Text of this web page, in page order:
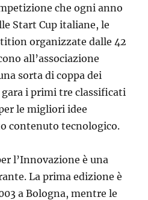
che ogni anno
Start Cup italiane, le
organizzate dalle 42
all’associazione
sorta di coppa dei
i primi tre classificati
le migliori idee
contenuto tecnologico.
l’Innovazione è una
La prima edizione è
a Bologna, mentre le